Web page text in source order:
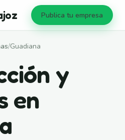
Publica tu empresa
/Guadiana
y
en